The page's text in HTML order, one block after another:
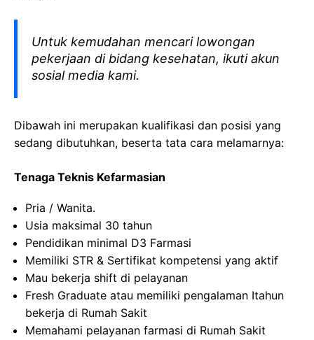
Untuk kemudahan mencari lowongan
pekerjaan di bidang kesehatan, ikuti akun
sosial media kami.
Dibawah ini merupakan kualifikasi dan posisi yang
sedang dibutuhkan, beserta tata cara melamarnya:
Tenaga Teknis Kefarmasian
Pria / Wanita.
Usia maksimal 30 tahun
Pendidikan minimal D3 Farmasi
Memiliki STR & Sertifikat kompetensi yang aktif
Mau bekerja shift di pelayanan
Fresh Graduate atau memiliki pengalaman Itahun
bekerja di Rumah Sakit
Memahami pelayanan farmasi di Rumah Sakit